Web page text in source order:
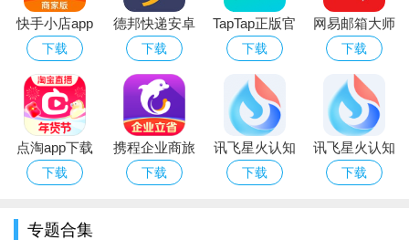
快手小店app
官方下载2026
下载
德邦快递安卓
版
下载
TapTap正版官
方下载最新版
本2026
下载
网易邮箱大师
安卓版
下载
点淘app下载
安装2026最新
下载
携程企业商旅
app下载2026
下载
讯飞星火认知
大模型app官
下载
讯飞星火认知
大模型app下
下载
专题合集